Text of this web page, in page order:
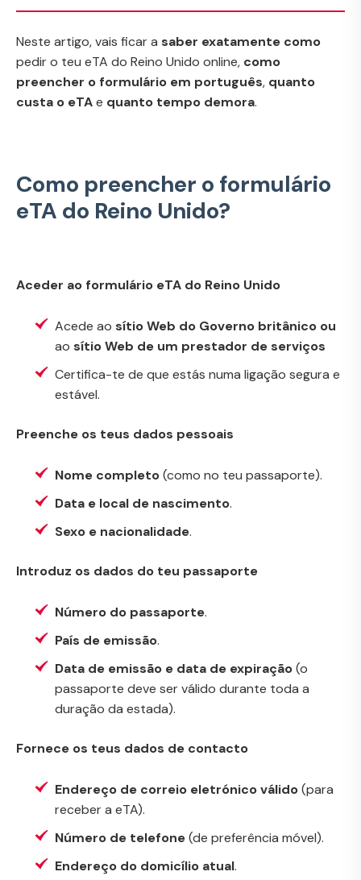
Neste artigo, vais ficar a saber exatamente como
pedir o teu eTA do Reino Unido online, como
preencher o formulário em português, quanto
custa o eTAe quanto tempo demora.
Como preencher o formulário
eTA do Reino Unido?
Aceder ao formulário eTA do Reino Unido
Acede ao sítio Web do Governo britânico ou
ao sítio Web de um prestador de serviços
Certifica-te de que estás numa ligação segura e
estável.
Preenche os teus dados pessoais
Nome completo(como no teu passaporte).
Data e local de nascimento.
Sexo e nacionalidade.
Introduz os dados do teu passaporte
Número do passaporte.
País de emissão.
Data de emissão e data de expiração(o
passaporte deve ser válido durante toda a
duração da estada).
Fornece os teus dados de contacto
Endereço de correio eletrónico válido(para
receber a eTA).
Número de telefone(de preferência móvel).
Endereço do domicílio atual.